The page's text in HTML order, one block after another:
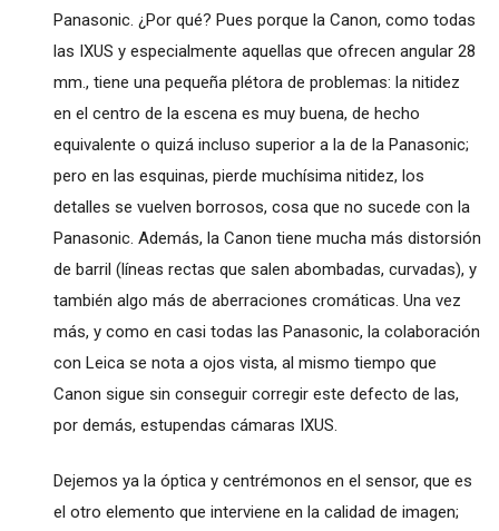
Panasonic. ¿Por qué? Pues porque la Canon, como todas
las IXUS y especialmente aquellas que ofrecen angular 28
mm., tiene una pequeña plétora de problemas: la nitidez
en el centro de la escena es muy buena, de hecho
equivalente o quizá incluso superior a la de la Panasonic;
pero en las esquinas, pierde muchísima nitidez, los
detalles se vuelven borrosos, cosa que no sucede con la
Panasonic. Además, la Canon tiene mucha más distorsión
de barril (líneas rectas que salen abombadas, curvadas), y
también algo más de aberraciones cromáticas. Una vez
más, y como en casi todas las Panasonic, la colaboración
con Leica se nota a ojos vista, al mismo tiempo que
Canon sigue sin conseguir corregir este defecto de las,
por demás, estupendas cámaras IXUS.
Dejemos ya la óptica y centrémonos en el sensor, que es
el otro elemento que interviene en la calidad de imagen;